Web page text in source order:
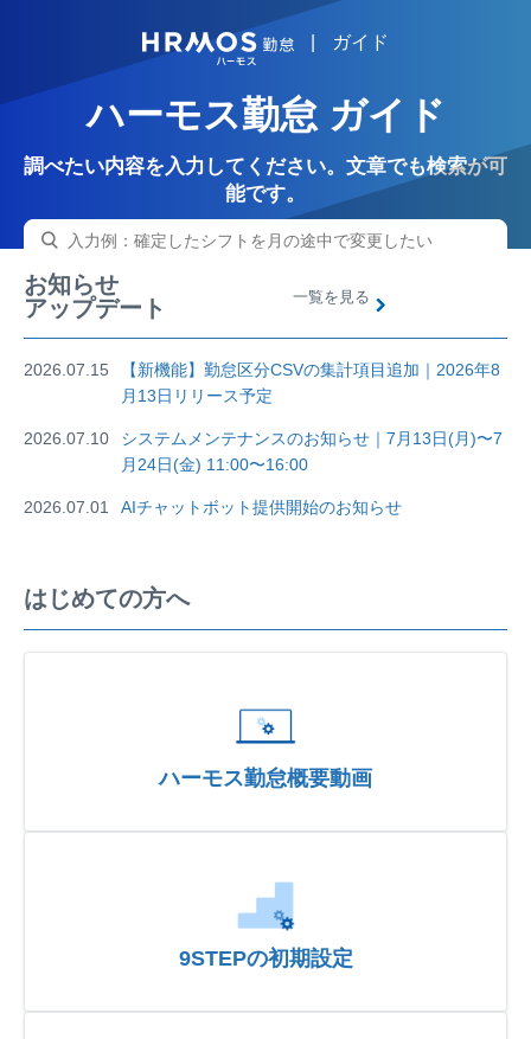
HRMOSガイド
ハーモス勤怠 ガイド
調べたい内容を入力してください。文章でも検索が可
能です。
お知らせ
アップデート
一覧を見る
2026.07.15
【新機能】勤怠区分CSVの集計項目追加｜2026年8
月13日リリース予定
2026.07.10
システムメンテナンスのお知らせ｜7月13日(月)〜7
月24日(金) 11:00〜16:00
2026.07.01 AIチャットボット提供開始のお知らせ
はじめての方へ
ハーモス勤怠概要動画
9STEPの初期設定